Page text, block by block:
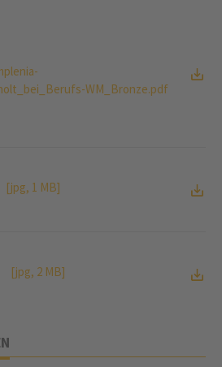
WM_Bronze.pdf
[jpg, 1 MB]
[jpg, 2 MB]